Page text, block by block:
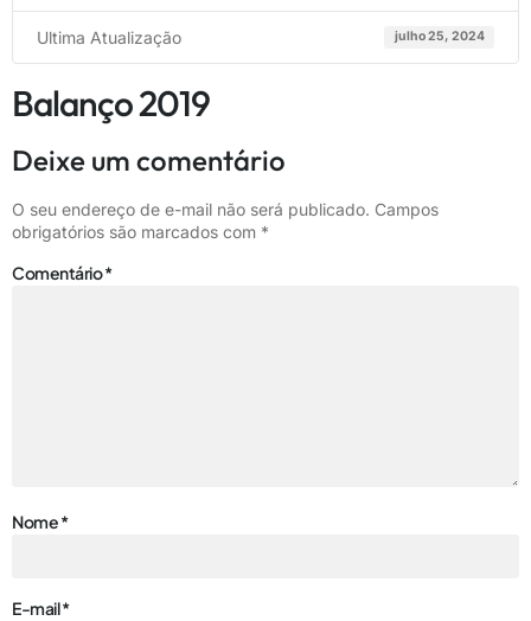
Ultima Atualização julho 25, 2024
Balanço 2019
Deixe um comentário
O seu endereço de e-mail não será publicado. Campos
obrigatórios são marcados com *
Comentário*
Nome*
E-mail*